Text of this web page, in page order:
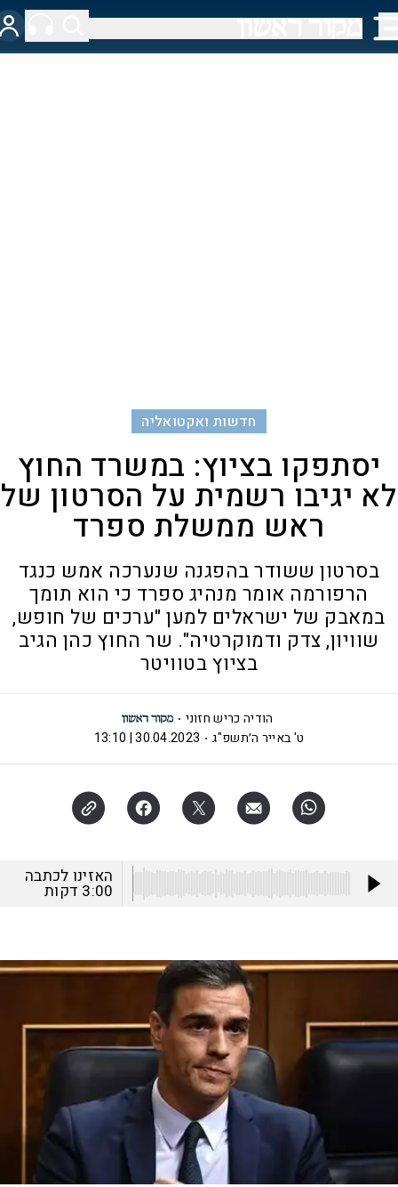
חדשות ואקטואליה
יסתפקו בציוץ: במשרד החוץ
לא יגיבו רשמית על הסרטון של
ראש ממשלת ספרד
בסרטון ששודר בהפגנה שנערכה אמש כנגד
הרפורמה אומר מנהיג ספרד כי הוא תומך
במאבק של ישראלים למען "ערכים של חופש,
שוויון, צדק ודמוקרטיה". שר החוץ כהן הגיב
בציוץ בטוויטר
הודיה כריש חזוני
ט' באייר ה׳תשפ"ג
30.04.2023 | 13:10
האזינו לכתבה
3:00 דקות